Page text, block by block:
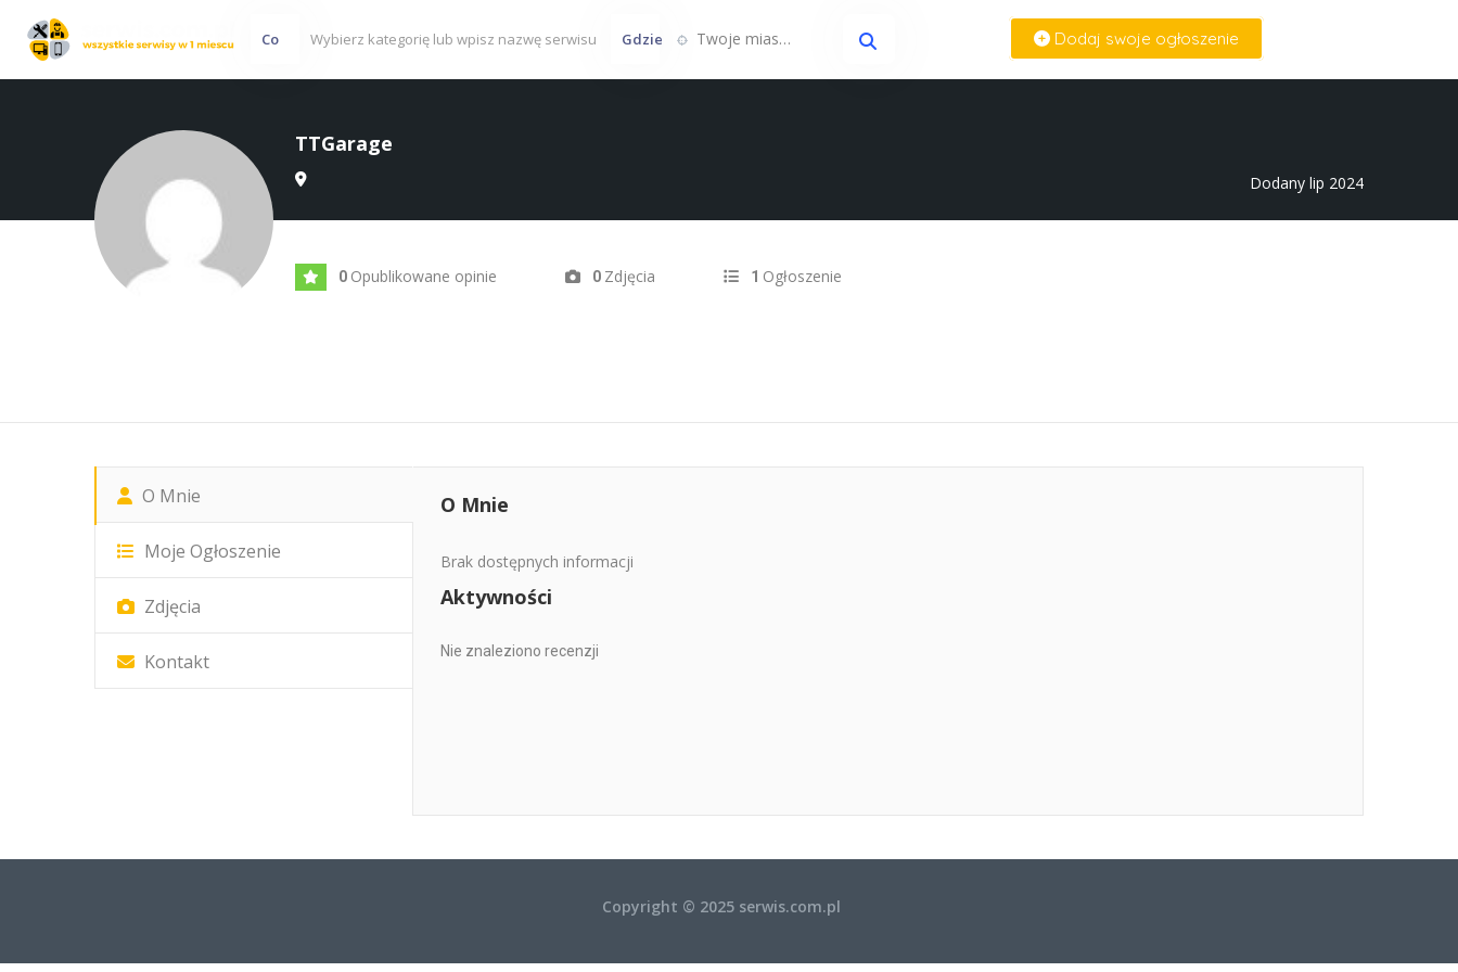
Co Gdzie Twoje miasto... Dodaj swoje ogłoszenie
TTGarage
Dodany lip 2024
0 Opublikowane opinie 0 Zdjęcia 1 Ogłoszenie
O Mnie
Moje Ogłoszenie
Zdjęcia
Kontakt
O Mnie
Brak dostępnych informacji
Aktywności
Nie znaleziono recenzji
Copyright © 2025 serwis.com.pl